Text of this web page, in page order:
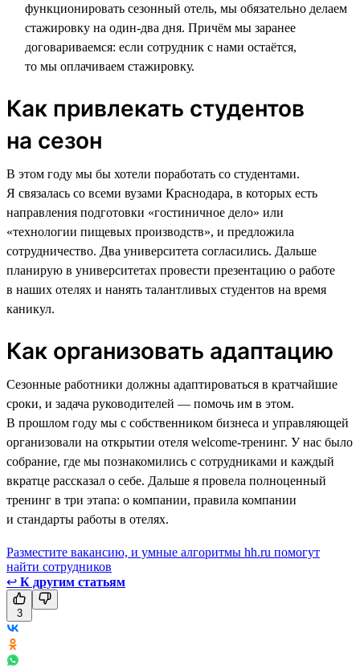
функционировать сезонный отель, мы обязательно делаем
стажировку на один-два дня. Причём мы заранее
договариваемся: если сотрудник с нами остаётся,
то мы оплачиваем стажировку.
Как привлекать студентов
на сезон
В этом году мы бы хотели поработать со студентами.
Я связалась со всеми вузами Краснодара, в которых есть
направления подготовки «гостиничное дело» или
«технологии пищевых производств», и предложила
сотрудничество. Два университета согласились. Дальше
планирую в университетах провести презентацию о работе
в наших отелях и нанять талантливых студентов на время
каникул.
Как организовать адаптацию
Сезонные работники должны адаптироваться в кратчайшие
сроки, и задача руководителей — помочь им в этом.
В прошлом году мы с собственником бизнеса и управляющей
организовали на открытии отеля welcome-тренинг. У нас было
собрание, где мы познакомились с сотрудниками и каждый
вкратце рассказал о себе. Дальше я провела полноценный
тренинг в три этапа: о компании, правила компании
и стандарты работы в отелях.
Разместите вакансию, и умные алгоритмы hh.ru помогут
найти сотрудников
↩ К другим статьям
3